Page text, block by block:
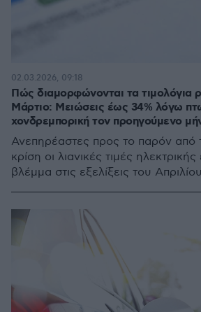
Πώς διαμορφώνονται τα τιμολόγια
Μάρτιο: Μειώσεις έως 34% λόγω
χονδρεμπορική τον προηγούμενο
Ανεπηρέαστες προς το παρόν από
κρίση οι λιανικές τιμές
βλέμμα στις εξελίξεις του Απριλίου
02.03.2026, 09:18